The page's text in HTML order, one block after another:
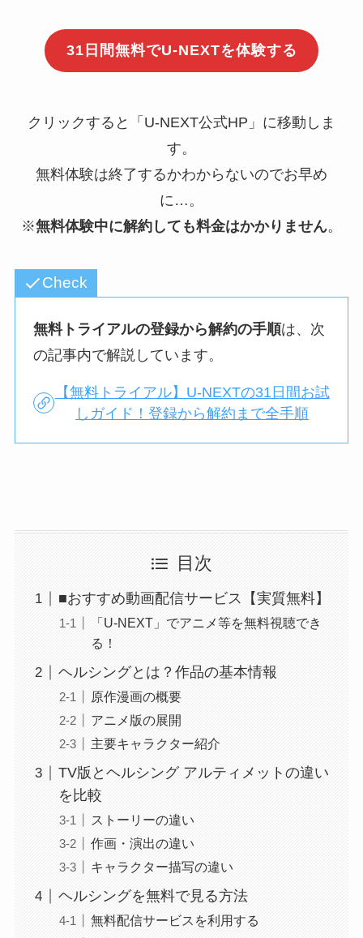
31日間無料でU-NEXTを体験する
クリックすると「U-NEXT公式HP」に移動しま
す。
無料体験は終了するかわからないのでお早め
に…。
※無料体験中に解約しても料金はかかりません。
Check
無料トライアルの登録から解約の手順は、次
の記事内で解説しています。
【無料トライアル】U-NEXTの31日間お試
しガイド！登録から解約まで全手順
目次
■おすすめ動画配信サービス【実質無料】
「U-NEXT」でアニメ等を無料視聴でき
る！
ヘルシングとは？作品の基本情報
原作漫画の概要
アニメ版の展開
主要キャラクター紹介
TV版とヘルシング アルティメットの違い
を比較
ストーリーの違い
作画・演出の違い
キャラクター描写の違い
ヘルシングを無料で見る方法
無料配信サービスを利用する